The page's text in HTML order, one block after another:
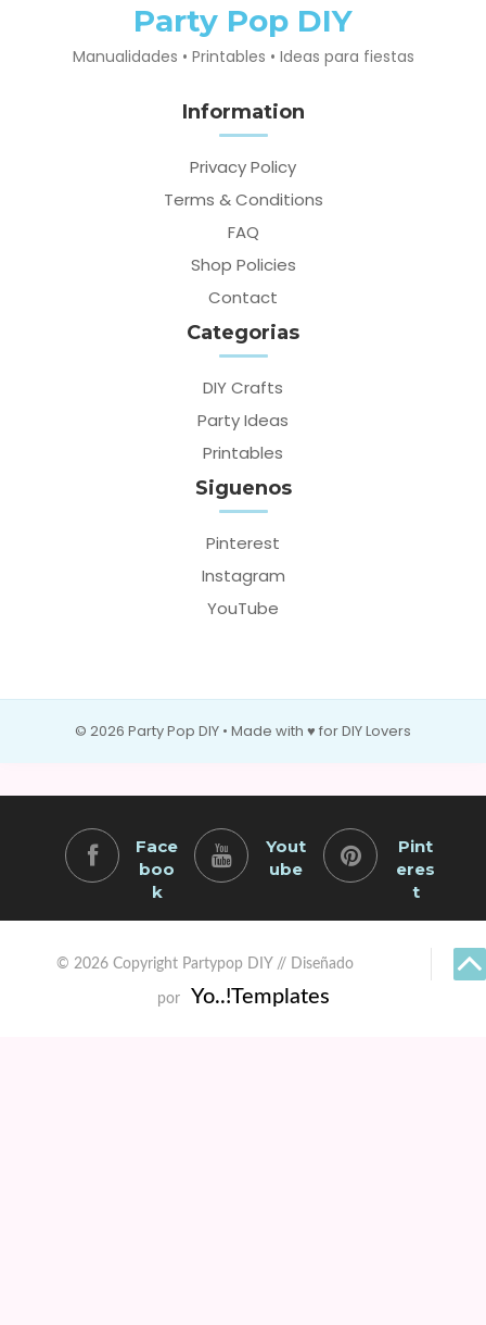
Party Pop DIY
Manualidades • Printables • Ideas para fiestas
Information
Privacy Policy
Terms & Conditions
FAQ
Shop Policies
Contact
Categorias
DIY Crafts
Party Ideas
Printables
Siguenos
Pinterest
Instagram
YouTube
© 2026 Party Pop DIY • Made with ♥ for DIY Lovers
Face
boo
k
Yout
ube
Pint
eres
t
© 2026 Copyright Partypop DIY // Diseñado
por Yo..!Templates